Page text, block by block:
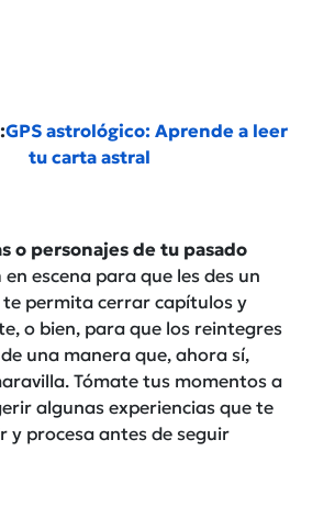
GPS astrológico: Aprende a leer
tu carta astral
o personajes de tu pasado
en escena para que les des un
permita cerrar capítulos y
o bien, para que los reintegres
una manera que, ahora sí,
Tómate tus momentos a
algunas experiencias que te
y procesa antes de seguir